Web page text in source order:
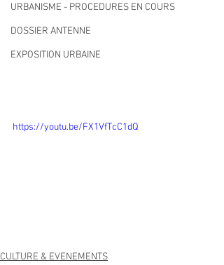
URBANISME - PROCEDURES EN COURS
DOSSIER ANTENNE
EXPOSITION URBAINE
https://youtu.be/FX1VfTcC1dQ
CULTURE & EVENEMENTS